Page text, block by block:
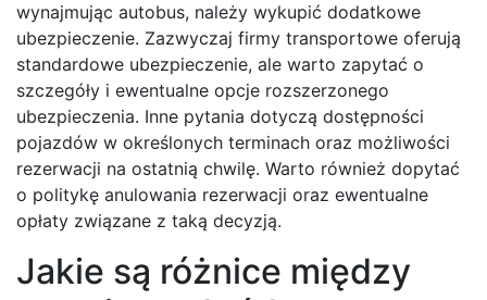
wynajmując autobus, należy wykupić dodatkowe
ubezpieczenie. Zazwyczaj firmy transportowe oferują
standardowe ubezpieczenie, ale warto zapytać o
szczegóły i ewentualne opcje rozszerzonego
ubezpieczenia. Inne pytania dotyczą dostępności
pojazdów w określonych terminach oraz możliwości
rezerwacji na ostatnią chwilę. Warto również dopytać
o politykę anulowania rezerwacji oraz ewentualne
opłaty związane z taką decyzją.
Jakie są różnice między